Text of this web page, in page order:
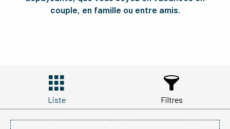
couple, en famille ou entre amis.
Liste Filtres